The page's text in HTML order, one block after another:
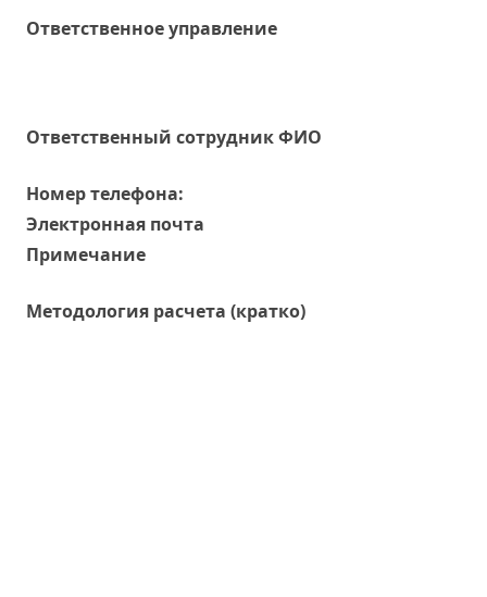
Ответственное управление
Oтветственный сотрудник ФИО
Номер телефона:
Электронная почта
Примечание
Методология расчета (кратко)